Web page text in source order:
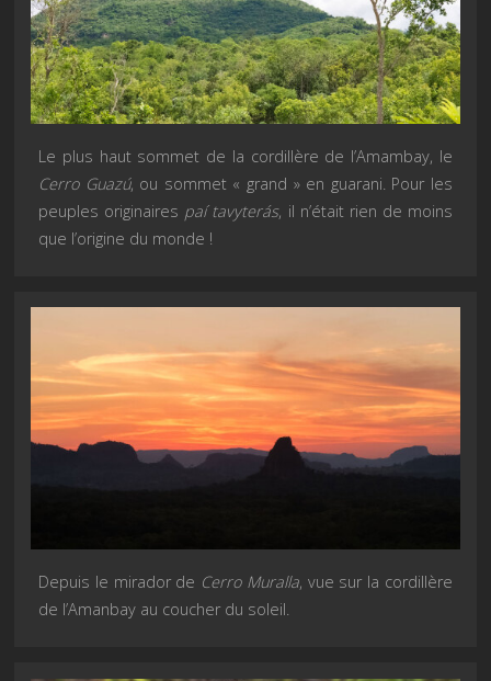
Le plus haut sommet de la cordillère de l’Amambay, le
Cerro Guazú, ou sommet « grand » en guarani. Pour les
peuples originaires paí tavyterás, il n’était rien de moins
que l’origine du monde !
Depuis le mirador de Cerro Muralla, vue sur la cordillère
de l’Amanbay au coucher du soleil.